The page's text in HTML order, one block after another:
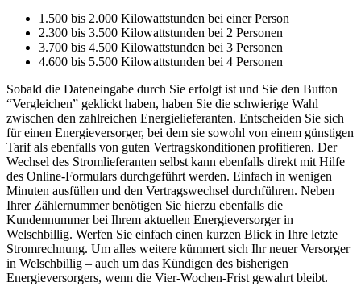
1.500 bis 2.000 Kilowattstunden bei einer Person
2.300 bis 3.500 Kilowattstunden bei 2 Personen
3.700 bis 4.500 Kilowattstunden bei 3 Personen
4.600 bis 5.500 Kilowattstunden bei 4 Personen
Sobald die Dateneingabe durch Sie erfolgt ist und Sie den Button
“Vergleichen” geklickt haben, haben Sie die schwierige Wahl
zwischen den zahlreichen Energielieferanten. Entscheiden Sie sich
für einen Energieversorger, bei dem sie sowohl von einem günstigen
Tarif als ebenfalls von guten Vertragskonditionen profitieren. Der
Wechsel des Stromlieferanten selbst kann ebenfalls direkt mit Hilfe
des Online-Formulars durchgeführt werden. Einfach in wenigen
Minuten ausfüllen und den Vertragswechsel durchführen. Neben
Ihrer Zählernummer benötigen Sie hierzu ebenfalls die
Kundennummer bei Ihrem aktuellen Energieversorger in
Welschbillig. Werfen Sie einfach einen kurzen Blick in Ihre letzte
Stromrechnung. Um alles weitere kümmert sich Ihr neuer Versorger
in Welschbillig – auch um das Kündigen des bisherigen
Energieversorgers, wenn die Vier-Wochen-Frist gewahrt bleibt.